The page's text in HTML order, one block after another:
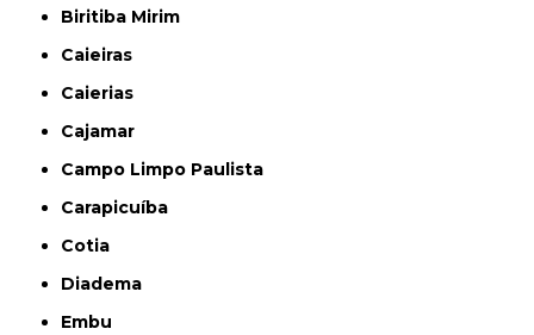
Biritiba Mirim
Caieiras
Caierias
Cajamar
Campo Limpo Paulista
Carapicuíba
Cotia
Diadema
Embu